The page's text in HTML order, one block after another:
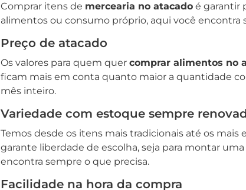
Comprar itens de mercearia no atacado é garantir
alimentos ou consumo próprio, aqui você encontra
Preço de atacado
Os valores para quem quer comprar alimentos no
ficam mais em conta quanto maior a quantidade
mês inteiro.
Variedade com estoque sempre
Temos desde os itens mais tradicionais até os
garante liberdade de escolha, seja para montar
encontra sempre o que precisa.
Facilidade na hora da compra